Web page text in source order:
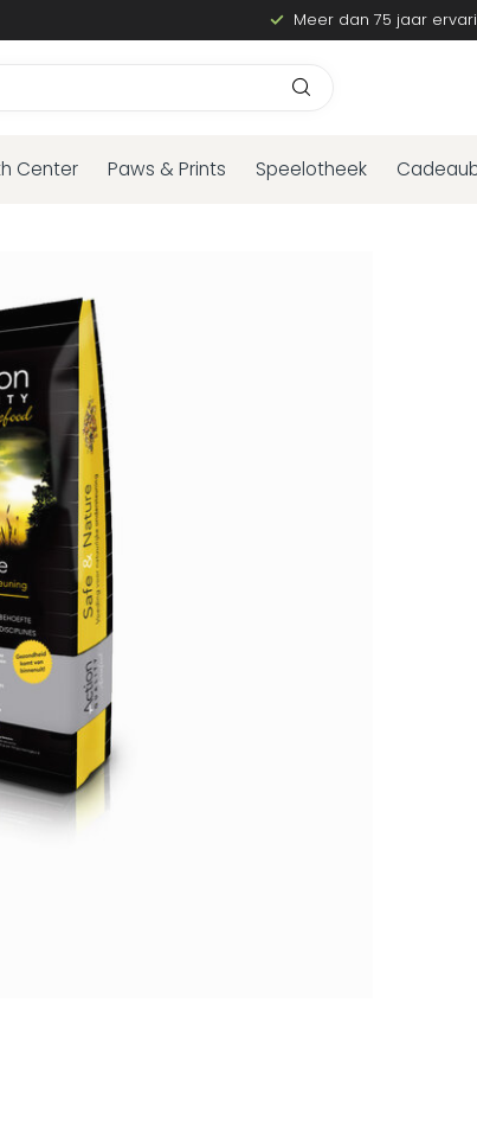
Meer dan 75 jaar
Center Paws & Prints Speelotheek